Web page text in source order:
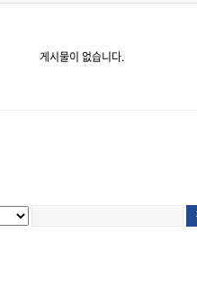
게시물이 없습니다.